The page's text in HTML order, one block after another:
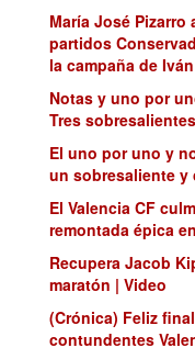
María José
partidos
la campaña de
Notas y uno por
Tres
El uno por uno y
un sobresaliente
El Valencia CF
remontada épica
Recupera Jacob
maratón | Video
(Crónica) Feliz
contundentes